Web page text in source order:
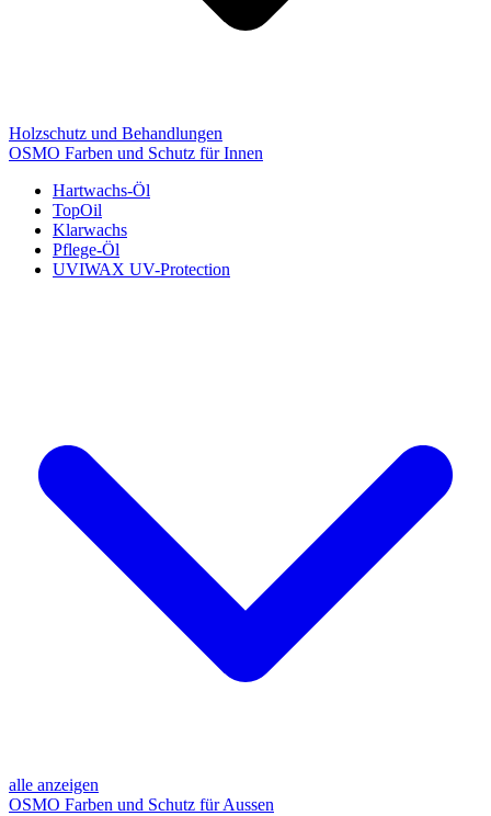
Holzschutz und Behandlungen
OSMO Farben und Schutz für Innen
Hartwachs-Öl
TopOil
Klarwachs
Pflege-Öl
UVIWAX UV-Protection
alle anzeigen
OSMO Farben und Schutz für Aussen